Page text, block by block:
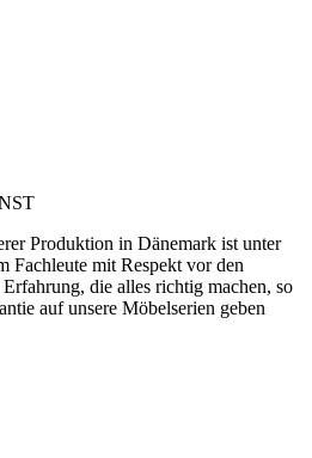
Produktion in Dänemark ist unter
Fachleute mit Respekt vor den
die alles richtig machen, so
auf unsere Möbelserien geben